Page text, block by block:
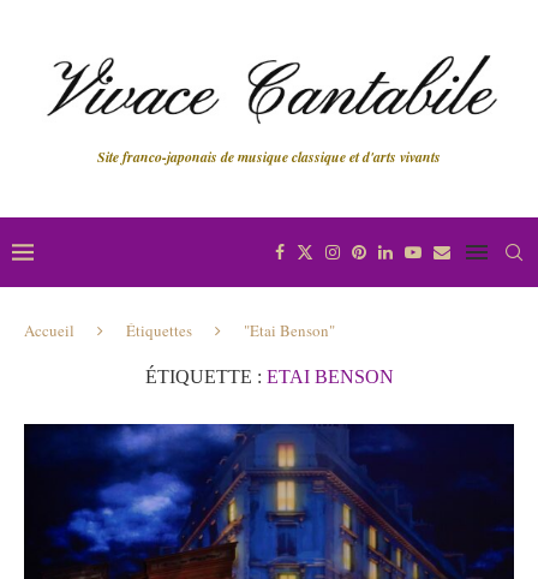
Site franco-japonais de musique classique et d'arts vivants
Accueil Étiquettes "Etai Benson"
ÉTIQUETTE : ETAI BENSON